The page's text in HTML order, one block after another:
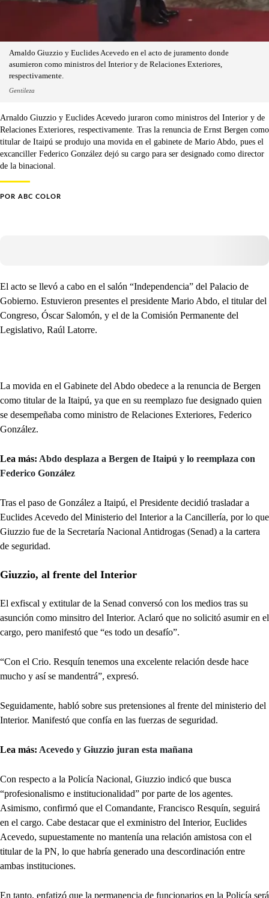
Arnaldo Giuzzio y Euclides Acevedo en el acto de juramento donde
asumieron como ministros del Interior y de Relaciones Exteriores,
respectivamente.
Gentileza
Arnaldo Giuzzio y Euclides Acevedo juraron como ministros del Interior y de
Relaciones Exteriores, respectivamente. Tras la renuncia de Ernst Bergen como
titular de Itaipú se produjo una movida en el gabinete de Mario Abdo, pues el
excanciller Federico González dejó su cargo para ser designado como director
de la binacional.
POR ABC COLOR
El acto se llevó a cabo en el salón “Independencia” del Palacio de
Gobierno. Estuvieron presentes el presidente Mario Abdo, el titular del
Congreso, Óscar Salomón, y el de la Comisión Permanente del
Legislativo, Raúl Latorre.
La movida en el Gabinete del Abdo obedece a la renuncia de Bergen
como titular de la Itaipú, ya que en su reemplazo fue designado quien
se desempeñaba como ministro de Relaciones Exteriores, Federico
González.
Lea más: Abdo desplaza a Bergen de Itaipú y lo reemplaza con
Federico González
Tras el paso de González a Itaipú, el Presidente decidió trasladar a
Euclides Acevedo del Ministerio del Interior a la Cancillería, por lo que
Giuzzio fue de la Secretaría Nacional Antidrogas (Senad) a la cartera
de seguridad.
Giuzzio, al frente del Interior
El exfiscal y extitular de la Senad conversó con los medios tras su
asunción como minsitro del Interior. Aclaró que no solicitó asumir en el
cargo, pero manifestó que “es todo un desafío”.
“Con el Crio. Resquín tenemos una excelente relación desde hace
mucho y así se mandentrá”, expresó.
Seguidamente, habló sobre sus pretensiones al frente del ministerio del
Interior. Manifestó que confía en las fuerzas de seguridad.
Lea más: Acevedo y Giuzzio juran esta mañana
Con respecto a la Policía Nacional, Giuzzio indicó que busca
“profesionalismo e institucionalidad” por parte de los agentes.
Asimismo, confirmó que el Comandante, Francisco Resquín, seguirá
en el cargo. Cabe destacar que el exministro del Interior, Euclides
Acevedo, supuestamente no mantenía una relación amistosa con el
titular de la PN, lo que habría generado una descordinación entre
ambas instituciones.
En tanto, enfatizó que la permanencia de funcionarios en la Policía será